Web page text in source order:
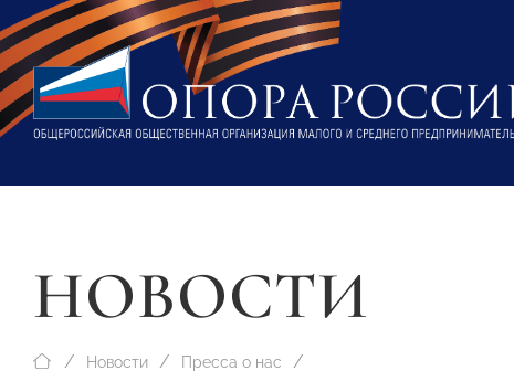
НОВОСТИ
Новости Пресса о нас